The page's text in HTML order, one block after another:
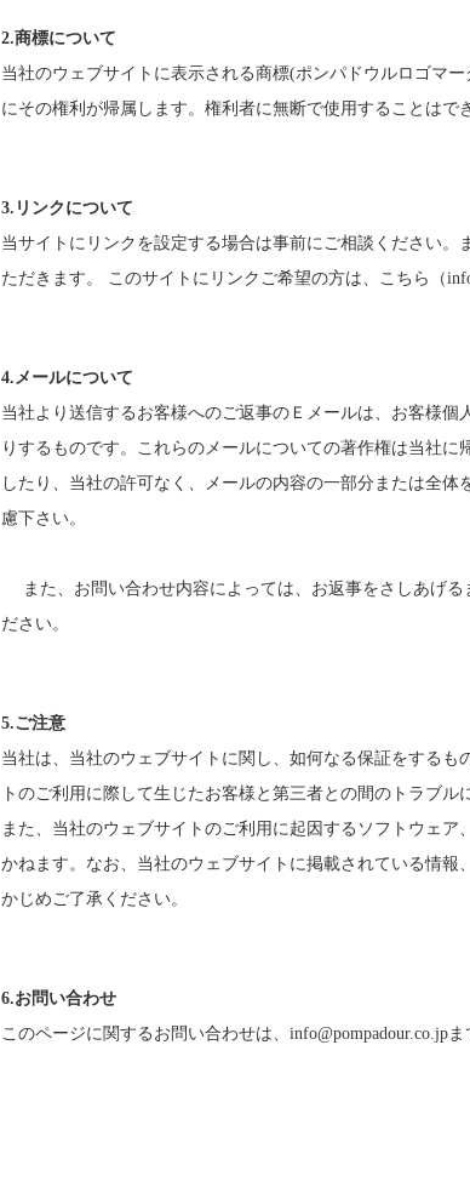
2.商標について
当社のウェブサイトに表示される商標(ポンパドウルロゴマ
にその権利が帰属します。権利者に無断で使用することはで
3.リンクについて
当サイトにリンクを設定する場合は事前にご相談ください
ただきます。 このサイトにリンクご希望の方は、 こちら （
4.メールについて
当社より送信するお客様へのご返事のＥメールは、お客様
りするものです。これらのメールについての著作権は当社
したり、当社の許可なく、メールの内容の一部分または全
慮下さい。
また、お問い合わせ内容によっては、お返事をさしあげる
ださい。
5.ご注意
当社は、当社のウェブサイトに関し、如何なる保証をする
トのご利用に際して生じたお客様と第三者との間のトラブル
また、当社のウェブサイトのご利用に起因するソフトウェ
かねます。なお、当社のウェブサイトに掲載されている情
かじめご了承ください。
6.お問い合わせ
このページに関するお問い合わせは、 info@pompadour.co.jpま